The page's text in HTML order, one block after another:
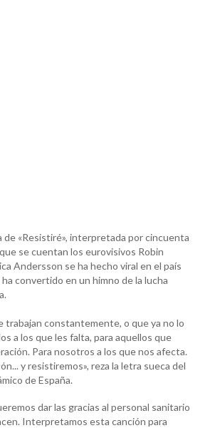
de «Resistiré», interpretada por cincuenta
se cuentan los eurovisivos Robin
Andersson se ha hecho viral en el país
convertido en un himno de la lucha
trabajan constantemente, o que ya no lo
a los que les falta, para aquellos que
Para nosotros a los que nos afecta.
y resistiremos», reza la letra sueca del
de España.
dar las gracias al personal sanitario
Interpretamos esta canción para